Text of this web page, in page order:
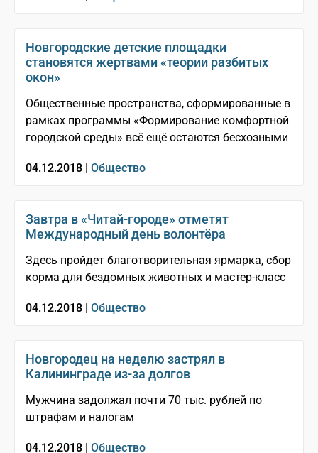
Новгородские детские площадки
становятся жертвами «теории разбитых
окон»
Общественные пространства, сформированные в
рамках программы «Формирование комфортной
городской среды» всё ещё остаются бесхозными
04.12.2018 | Общество
Завтра в «Читай-городе» отметят
Международный день волонтёра
Здесь пройдет благотворительная ярмарка, сбор
корма для бездомных животных и мастер-класс
04.12.2018 | Общество
Новгородец на неделю застрял в
Калининграде из-за долгов
Мужчина задолжал почти 70 тыс. рублей по
штрафам и налогам
04.12.2018 | Общество